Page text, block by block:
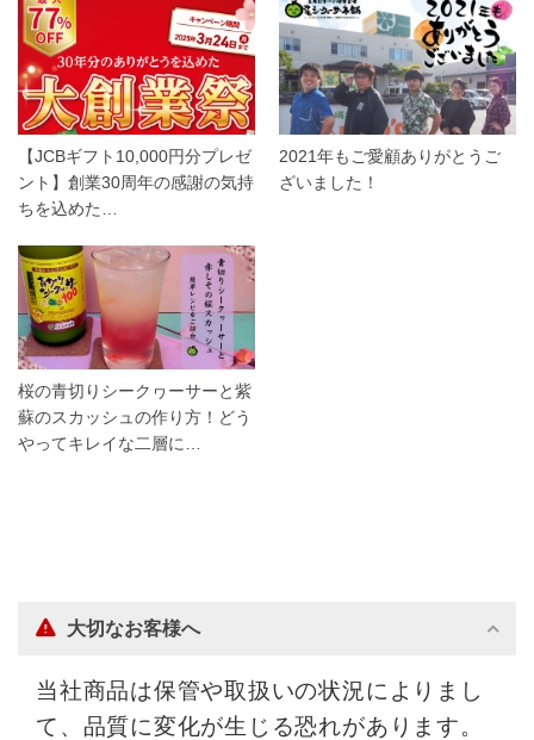
【JCBギフト10,000円分プレゼ
ント】創業30周年の感謝の気持
ちを込めた…
2021年もご愛顧ありがとうご
ざいました！
桜の青切りシークヮーサーと紫
蘇のスカッシュの作り方！どう
やってキレイな二層に…
大切なお客様へ
当社商品は保管や取扱いの状況によりまし
て、品質に変化が生じる恐れがあります。